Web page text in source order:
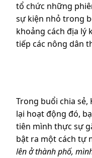
tổ chức những
sự kiện nhỏ trong
khoảng cách địa lý
tiếp các nông dân
Trong buổi chia sẻ,
lại hoạt động đó,
tiên mình thực sự
bật ra một cách tự
lên ở thành phố,